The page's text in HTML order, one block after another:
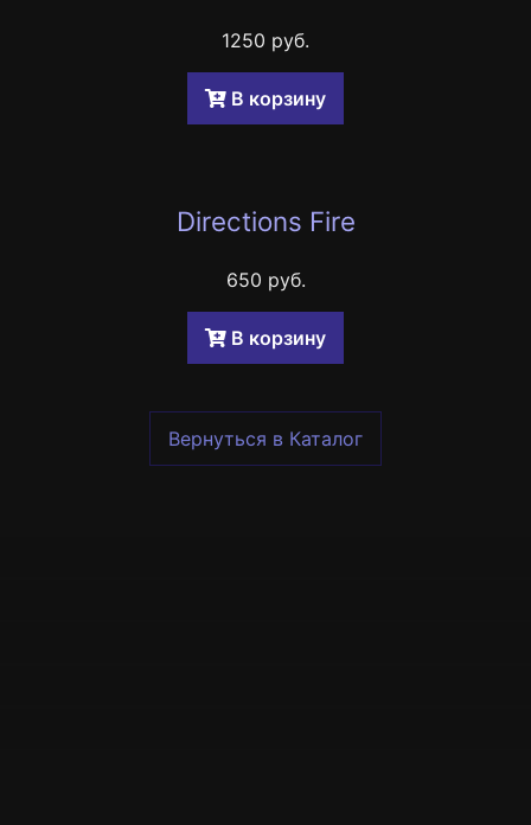
1250 руб.
B корзину
Directions Fire
650 руб.
B корзину
Вернуться в Каталог